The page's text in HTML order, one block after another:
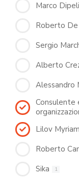
Marco
Roberto De
Sergio
Alberto
Alessandro
Consulente
Lilov Myriam
Roberto
Sika 1